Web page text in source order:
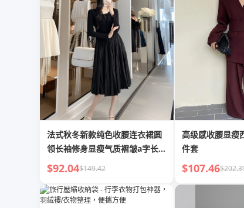
法式秋冬新款纯色收腰连衣裙圆
领长袖修身显瘦气质褶皱a字长裙
女
$92.04$149.42
高级感收腰显瘦
件套
$107.46